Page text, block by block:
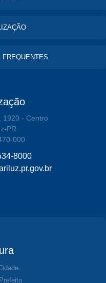
1920 - Centro
PR
000
8000